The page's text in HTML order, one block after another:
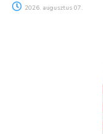
2026. augusztus 07.